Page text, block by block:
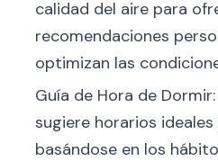
calidad del aire para
recomendaciones
optimizan las
Guía de Hora de
sugiere horarios
basándose en los